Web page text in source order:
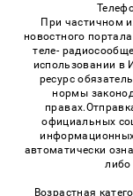
При частичном
новостного
теле-
использовании в
ресурс
нормы
официальных
автоматически
либо
Возрастная